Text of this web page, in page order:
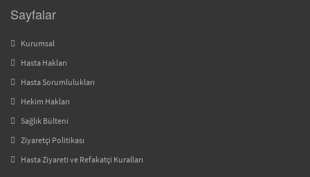
Sayfalar
Kurumsal
Hasta Hakları
Hasta Sorumlulukları
Hekim Hakları
Sağlık Bülteni
Ziyaretçi Politikası
Hasta Ziyareti ve Refakatçi Kuralları